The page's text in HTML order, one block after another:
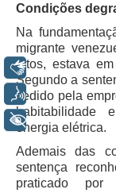
Gestão de
Assessoria
Sites
Biblioteca
Centro de
Educação
Condições
Na
migrante
fatos, estava
Segundo a
cedido pela
habitabilidade
energia elétrica.
Ademais das
sentença
praticado por
Libras
Voz
+